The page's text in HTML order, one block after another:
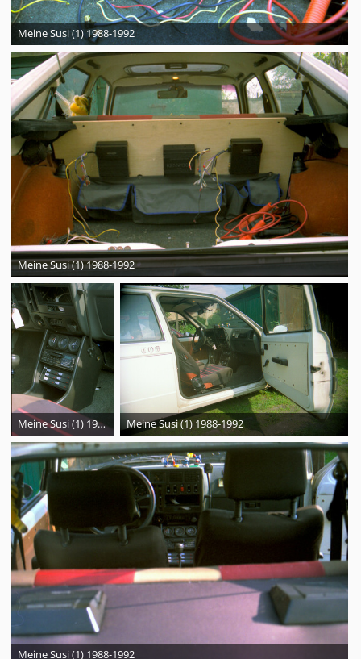
Meine Susi (1) 1988-1992
Meine Susi (1) 1988-1992
Meine Susi (1) 1988-1992 Meine Susi (1) 1988-1992
Meine Susi (1) 1988-1992